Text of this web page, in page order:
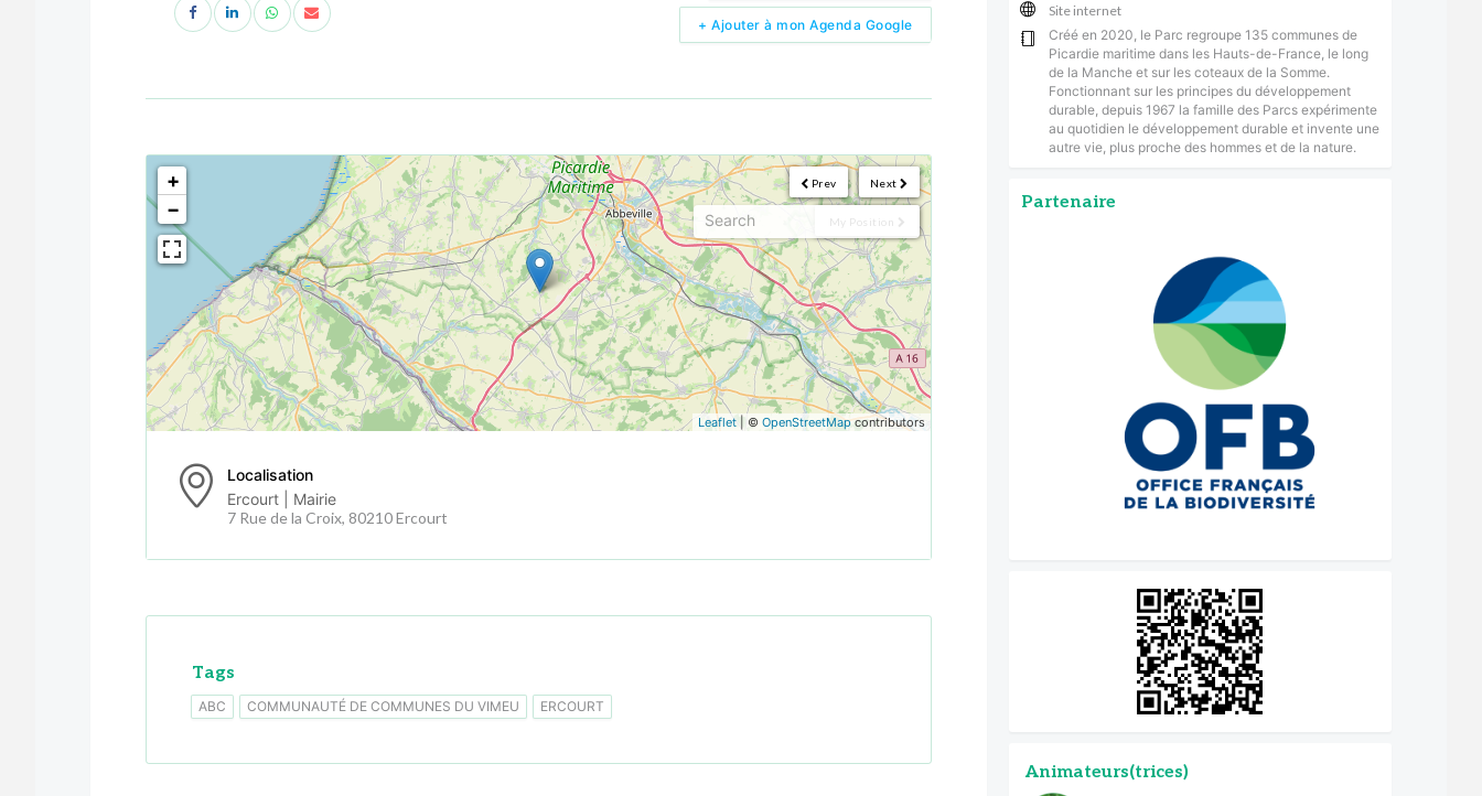
+ Ajouter à mon Agenda Google
Next
Prev
My Position
<!---->
+
−
Leaflet| © OpenStreetMapcontributors
Localisation
Ercourt | Mairie
7 Rue de la Croix, 80210 Ercourt
Tags
ABC COMMUNAUTÉ DE COMMUNES DU VIMEU ERCOURT
Site internet
Créé en 2020, le Parc regroupe 135 communes de
Picardie maritime dans les Hauts-de-France, le long
de la Manche et sur les coteaux de la Somme.
Fonctionnant sur les principes du développement
durable, depuis 1967 la famille des Parcs expérimente
au quotidien le développement durable et invente une
autre vie, plus proche des hommes et de la nature.
Partenaire
Animateurs(trices)